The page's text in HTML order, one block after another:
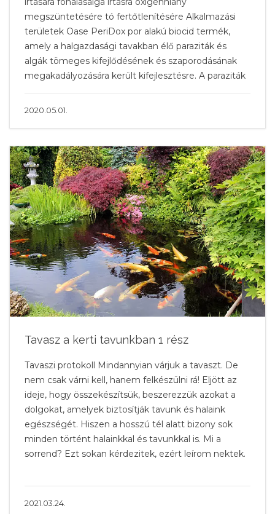
Tavasz a kerti tavunkban 1 rész
Tavaszi protokoll Mindannyian várjuk a tavaszt. De
nem csak várni kell, hanem felkészülni rá! Eljött az
ideje, hogy összekészítsük, beszerezzük azokat a
dolgokat, amelyek biztosítják tavunk és halaink
egészségét. Hiszen a hosszú tél alatt bizony sok
minden történt halainkkal és tavunkkal is. Mi a
sorrend? Ezt sokan kérdezitek, ezért leírom nektek.
2021.03.24.
megszüntetésére tó fertőtlenítésére Alkalmazási
területek Oase PeriDox por alakú biocid termék,
amely a halgazdasági tavakban élő paraziták és
algák tömeges kifejlődésének és szaporodásának
megakadályozására került kifejlesztésre. A paraziták
2020.05.01.